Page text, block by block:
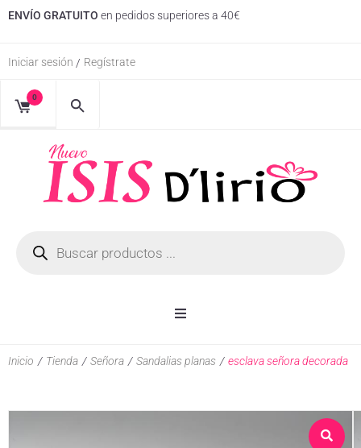
ENVÍO GRATUITO en pedidos superiores a 40€
Iniciar sesión / Regístrate
0
Inicio
Inicio / Tienda / Señora / Sandalias planas / esclava señora decorada